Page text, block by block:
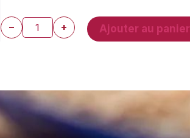
− + Ajouter au panier